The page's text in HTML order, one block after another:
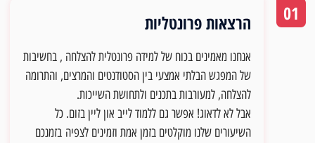
01 הרצאות פרונטליות
אנחנו מאמינים בכוח של למידה פרונטלית להצלחה , בחשיבות
של המפגש הבלתי אמצעי בין הסטודנטים והמרצים, והתרומה
להצלחה, למעורבות בתכנים ולתחושת השייכות.
אבל לא לדאוג! אפשר גם ללמוד לייב און ליין בזום. כל
השיעורים שלנו מוקלטים בזמן אמת וזמינים לצפיהבזמנכם